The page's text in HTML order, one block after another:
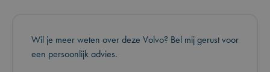
Wil je meer weten over deze Volvo? Bel mij gerust voor
een persoonlijk advies.